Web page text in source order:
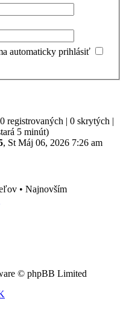
automaticky prihlásiť
registrovaných | 0 skrytých |
5 minút)
, St Máj 06, 2026 7:26 am
• Najnovším
© phpBB Limited